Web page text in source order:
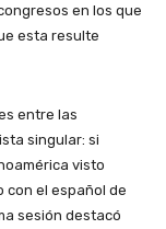
en los que
esta resulte
entre las
singular: si
visto
con el español de
sesión destacó